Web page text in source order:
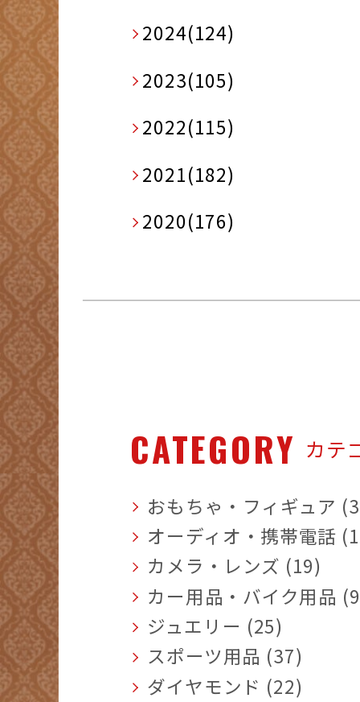
2024(124)
2023(105)
2022(115)
2021(182)
2020(176)
CATEGORY カテ
おもちゃ・フィギュア
オーディオ・携帯電話
カメラ・レンズ (19)
カー用品・バイク用品
ジュエリー (25)
スポーツ用品 (37)
ダイヤモンド (22)